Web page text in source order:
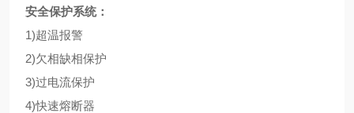
安全保护系统：
1)超温报警
2)欠相缺相保护
3)过电流保护
4)快速熔断器